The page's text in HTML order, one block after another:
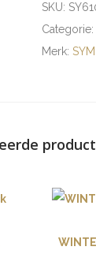
SKU:
Merk:SYM